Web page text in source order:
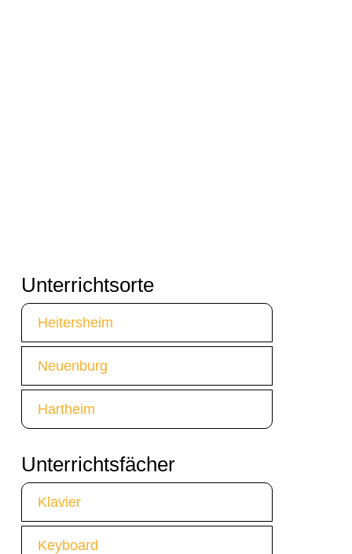
Unterrichtsorte
Heitersheim
Neuenburg
Hartheim
Unterrichtsfächer
Klavier
Keyboard